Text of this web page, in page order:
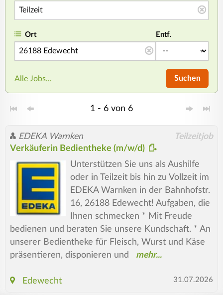
Ort Entf.
Alle Jobs... Suchen
1 - 6 von 6
EDEKA Warnken Teilzeitjob
Verkäuferin Bedientheke (m/w/d)
Unterstützen Sie uns als Aushilfe
oder in Teilzeit bis hin zu Vollzeit im
EDEKA Warnken in der Bahnhofstr.
16, 26188 Edewecht! Aufgaben, die
Ihnen schmecken * Mit Freude
bedienen und beraten Sie unsere Kundschaft. * An
unserer Bedientheke für Fleisch, Wurst und Käse
präsentieren, disponieren und
Edewecht 31.07.2026